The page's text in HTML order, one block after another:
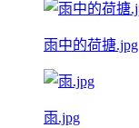
雨中的荷搪.jpg
雨.jpg